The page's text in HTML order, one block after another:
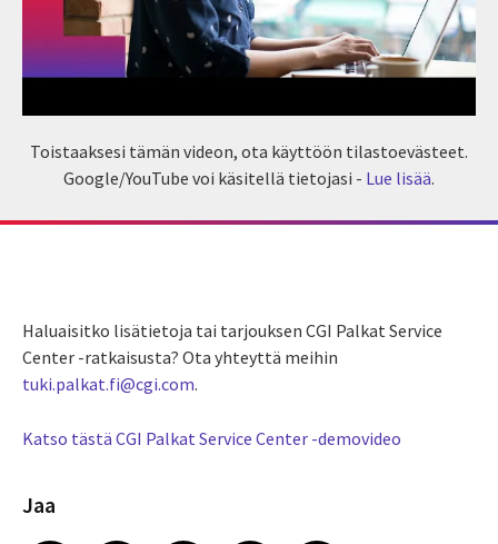
Toistaaksesi tämän videon, ota käyttöön tilastoevästeet.
Google/YouTube voi käsitellä tietojasi - Lue lisää.
Haluaisitko lisätietoja tai tarjouksen CGI Palkat Service
Center -ratkaisusta? Ota yhteyttä meihin
tuki.palkat.fi@cgi.com.
Katso tästä CGI Palkat Service Center -demovideo
Jaa